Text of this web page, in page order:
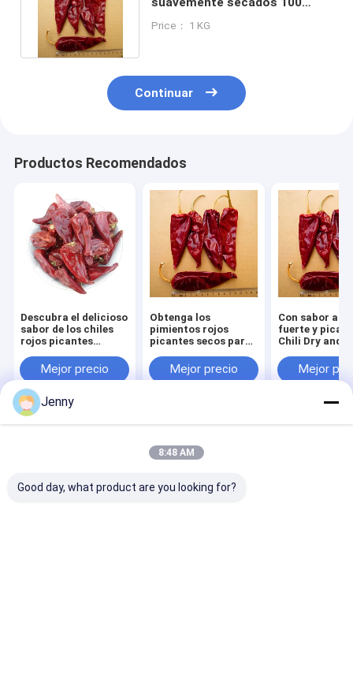
vitamina C
Price： 1 KG
Continuar
Productos Recomendados
Descubra el delicioso
sabor de los chiles
rojos picantes
Mejor precio
Obtenga los
pimientos rojos
picantes secos para
cocinaMejor precio
Con sabor a
fuerte y
Chili Dry and
ingredientes
ingredientes
Mejor
Inicio Mapa del Sitio
Desktop Site
Mapa del Sitio
Privacy Policy
Co. Ltd. All Rights Reserved.
Jenny
8:48 AM
Good day, what product are you looking for?